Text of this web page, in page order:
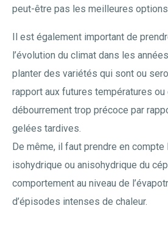
peut-être pas les meilleures
Il est également important de
l’évolution du climat dans les
planter des variétés qui sont ou
rapport aux futures températures ou
débourrement trop précoce par
gelées tardives.
De même, il faut prendre en compte
isohydrique ou anisohydrique du
comportement au niveau de
d’épisodes intenses de chaleur.